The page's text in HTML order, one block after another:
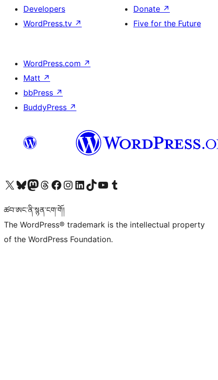
Developers
WordPress.tv ↗
Donate ↗
Five for the Future
WordPress.com ↗
Matt ↗
bbPress ↗
BuddyPress ↗
Visit our X (formerly Twitter) account
Visit our Bluesky account
Visit our Mastodon account
Visit our Threads account
Visit our Facebook page
Visit our Instagram account
Visit our LinkedIn account
Visit our TikTok account
Visit our YouTube channel
Visit our Tumblr account
ཚབ་ཨང་ནི་སྙན་ངག་གོ།
The WordPress® trademark is the intellectual property
of the WordPress Foundation.